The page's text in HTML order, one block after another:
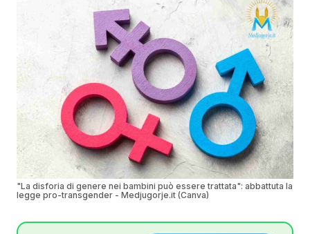
"La disforia di genere nei bambini può essere trattata": abbattuta la
legge pro-transgender - Medjugorje.it (Canva)